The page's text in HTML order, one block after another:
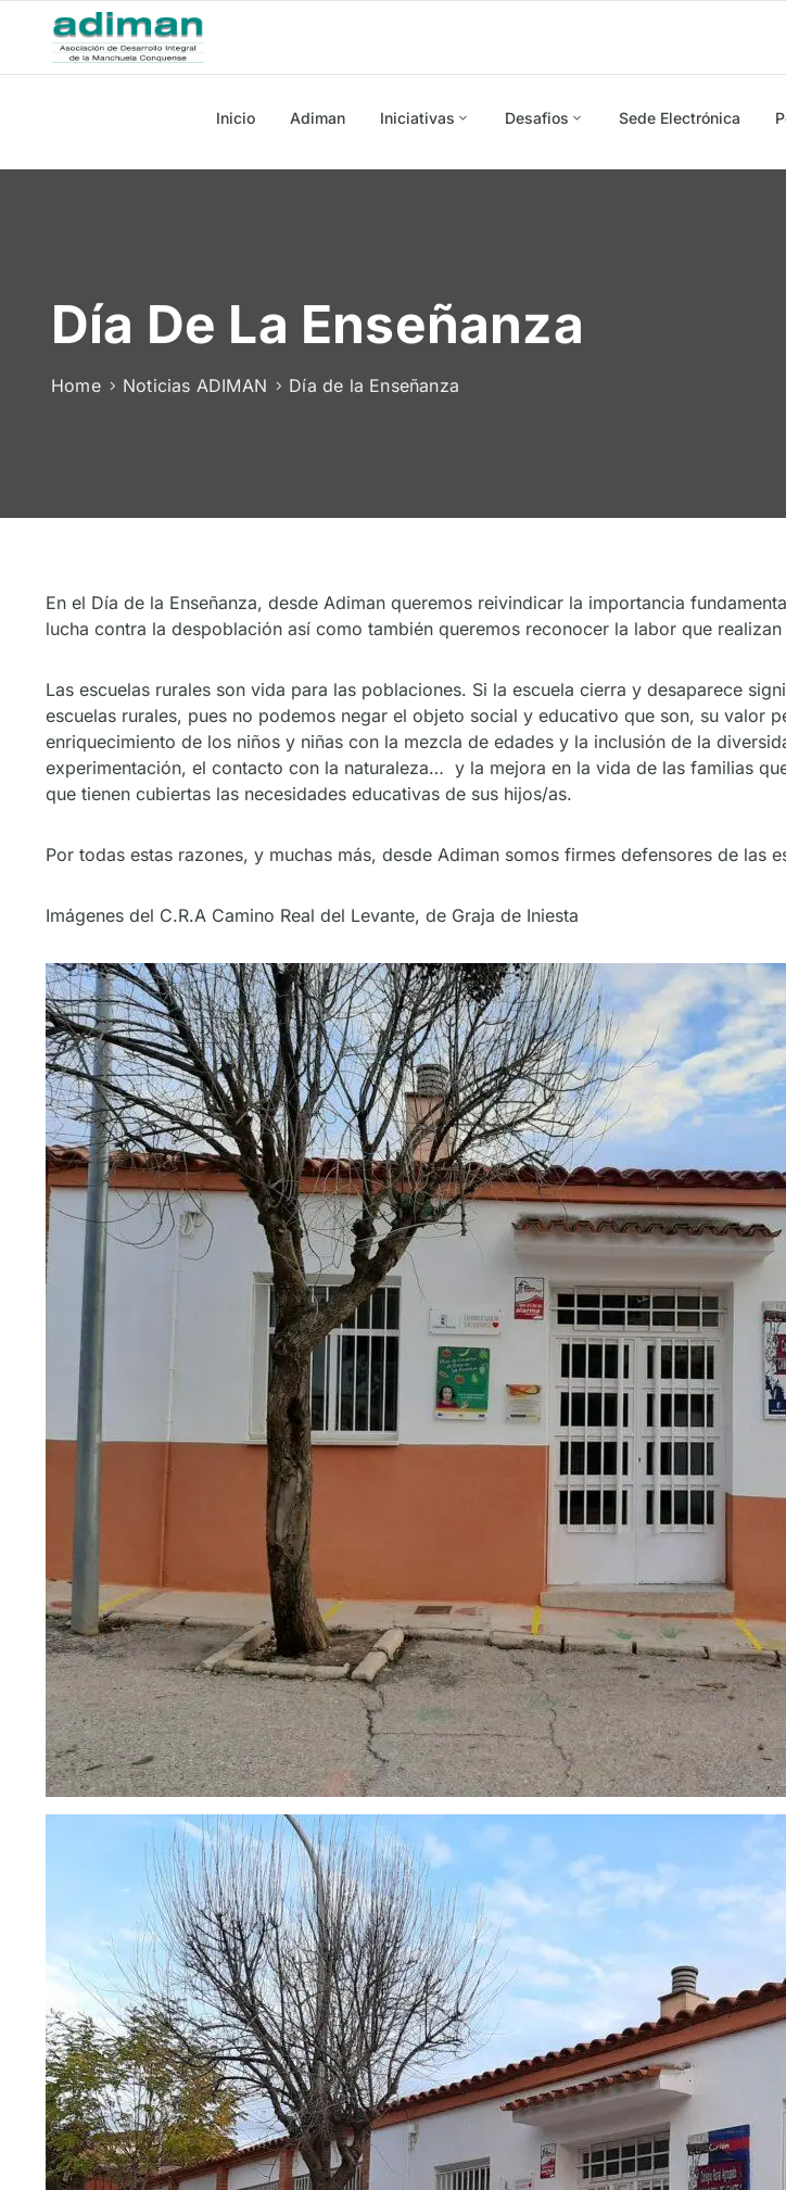
Inicio Adiman Iniciativas Desafios Sede Electrónica
Día De La Enseñanza
Home Noticias ADIMAN Día de la Enseñanza
En el Día de la Enseñanza, desde Adiman queremos reivindicar la importancia
lucha contra la despoblación así como también queremos reconocer la labor que
Las escuelas rurales son vida para las poblaciones. Si la escuela cierra y desaparece
escuelas rurales, pues no podemos negar el objeto social y educativo que son, su valor
enriquecimiento de los niños y niñas con la mezcla de edades y la inclusión de la
experimentación, el contacto con la naturaleza… y la mejora en la vida de las familias
que tienen cubiertas las necesidades educativas de sus hijos/as.
Por todas estas razones, y muchas más, desde Adiman somos firmes defensores de las
Imágenes del C.R.A Camino Real del Levante, de Graja de Iniesta